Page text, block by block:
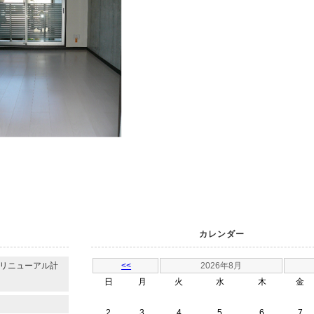
ニューアル計
カレンダー
<<
2026年8月
日
月 火 水 木 金